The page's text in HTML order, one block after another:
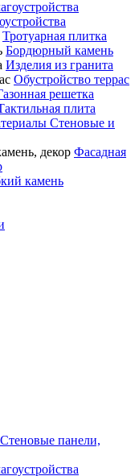
Тротуарная плитка
Бордюрный камень
Изделия из гранита
Обустройство террас
решетка
плита
Стеновые и
Фасадная
камень
Стеновые панели,